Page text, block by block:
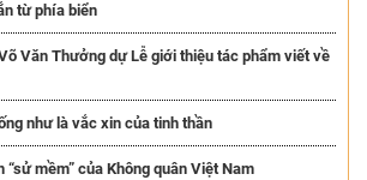
từ phía biển
Văn Thưởng dự Lễ giới thiệu tác phẩm viết về
như là vắc xin của tinh thần
“sử mềm” của Không quân Việt Nam